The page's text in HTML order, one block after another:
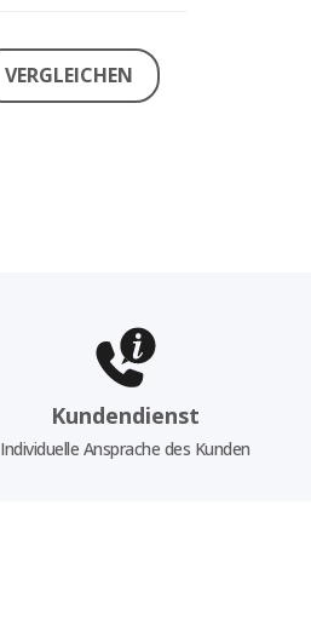
VERGLEICHEN
Kundendienst
Individuelle Ansprache des Kunden